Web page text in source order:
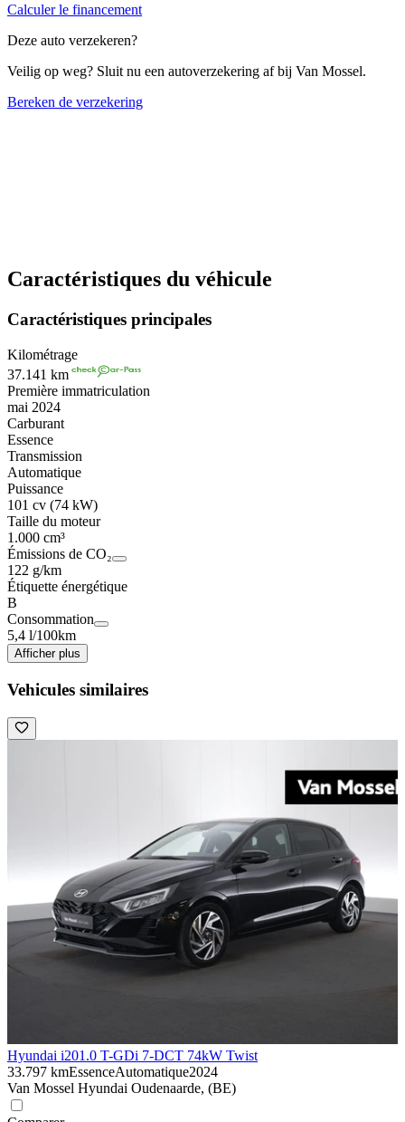
Calculer le financement
Deze auto verzekeren?
Veilig op weg? Sluit nu een autoverzekering af bij Van Mossel.
Bereken de verzekering
Caractéristiques du véhicule
Caractéristiques principales
Kilométrage
37.141 km
Première immatriculation
mai 2024
Carburant
Essence
Transmission
Automatique
Puissance
101 cv (74 kW)
Taille du moteur
1.000 cm³
Émissions de CO₂
122 g/km
Étiquette énergétique
B
Consommation
5,4 l/100km
Afficher plus
Vehicules similaires
Hyundai i201.0 T-GDi 7-DCT 74kW Twist
33.797 kmEssenceAutomatique2024
Van Mossel Hyundai Oudenaarde, (BE)